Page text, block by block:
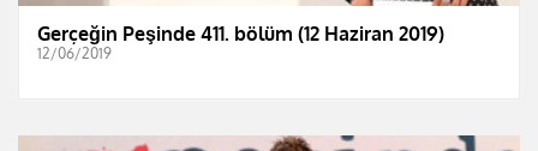
Gerçeğin Peşinde 411. bölüm (12 Haziran 2019)
12/06/2019